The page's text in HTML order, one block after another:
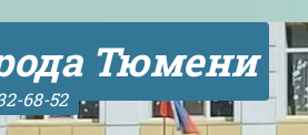
Тюмени
68-52